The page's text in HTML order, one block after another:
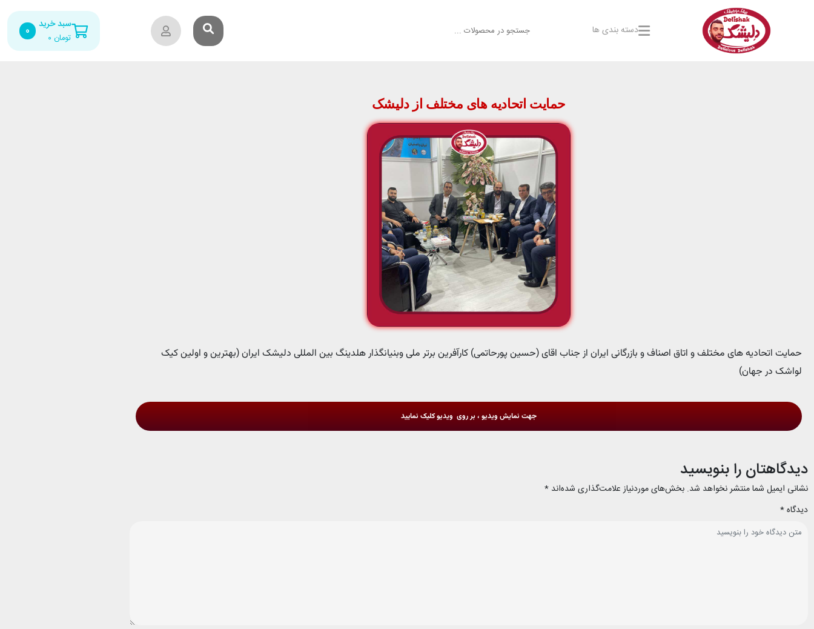
دسته بندی ها سبد خرید
۰ تومان 0
حمایت اتحادیه های مختلف از دلیشک
حمایت اتحادیه های مختلف و اتاق اصناف و بازرگانی ایران از جناب اقای (حسین پورحاتمی) کارآفرین برتر ملی و‌بنیانگذار هلدینگ بین المللی دلیشک ایران (بهترین و اولین کیک
لواشک در جهان)
جهت نمایش ویدیو ، بر روی ویدیو کلیک نمایید
دیدگاهتان را بنویسید
نشانی ایمیل شما منتشر نخواهد شد. بخش‌های موردنیاز علامت‌گذاری شده‌اند *
دیدگاه*